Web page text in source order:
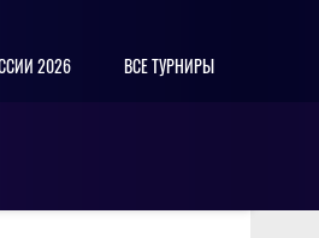
2026 ВСЕ ТУРНИРЫ